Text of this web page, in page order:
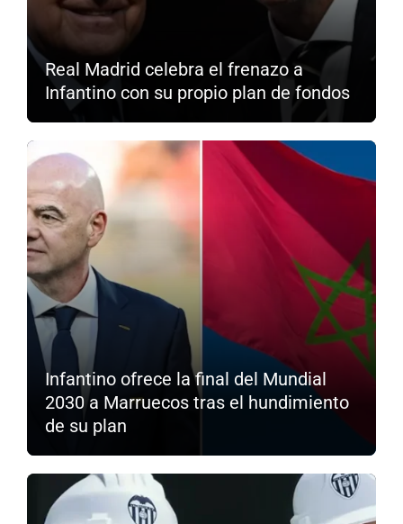
Real Madrid celebra el frenazo a
Infantino con su propio plan de fondos
Infantino ofrece la final del Mundial
2030 a Marruecos tras el hundimiento
de su plan